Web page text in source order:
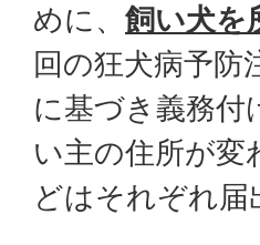
めに、 飼い犬を
回の狂犬病予防
に基づき義務付
い主の住所が変
どはそれぞれ